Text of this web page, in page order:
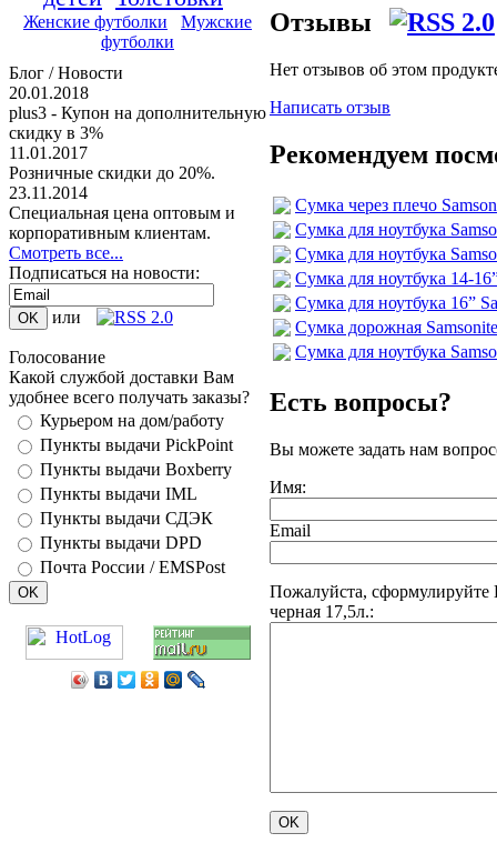
Женские футболки
Мужские
футболки
Блог / Новости
20.01.2018
plus3 - Купон на дополнительную
скидку в 3%
11.01.2017
Розничные скидки до 20%.
23.11.2014
Специальная цена оптовым и
корпоративным клиентам.
Смотреть все...
Подписаться на новости:
или
Голосование
Какой службой доставки Вам
удобнее всего получать заказы?
Курьером на дом/работу
Пункты выдачи PickPoint
Пункты выдачи Boxberry
Пункты выдачи IML
Пункты выдачи СДЭК
Пункты выдачи DPD
Почта России / EMSPost
Отзывы
Нет отзывов об этом
Написать отзыв
Рекомендуем
Сумка через плечо
Сумка для ноутбука
Сумка для ноутбука
Сумка для ноутбука 14-
Сумка для ноутбука 16”
Сумка дорожная
Сумка для ноутбука
Есть вопросы?
Вы можете задать нам
Имя:
Email
Пожалуйста, сформулируйте
черная 17,5л.: